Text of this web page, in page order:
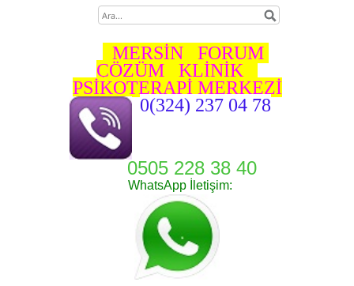
MERSİN FORUM
ÇÖZÜM KLİNİK
PSİKOTERAPİ MERKEZİ
0(324) 237 04 78
0505 228 38 40
WhatsApp İletişim: